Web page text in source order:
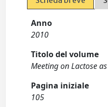
Anno
2010
Titolo del volume
Meeting on Lactose
Pagina iniziale
105